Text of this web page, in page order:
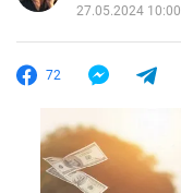
27.05.2024 10:00
72